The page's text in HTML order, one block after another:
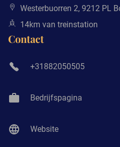
Westerbuorren 2, 9212 PL
14km van treinstation
Contact
+31882050505
Bedrijfspagina
Website